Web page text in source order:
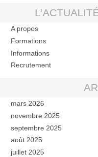
A propos
Formations
Informations
Recrutement
mars 2026
novembre 2025
septembre 2025
août 2025
juillet 2025